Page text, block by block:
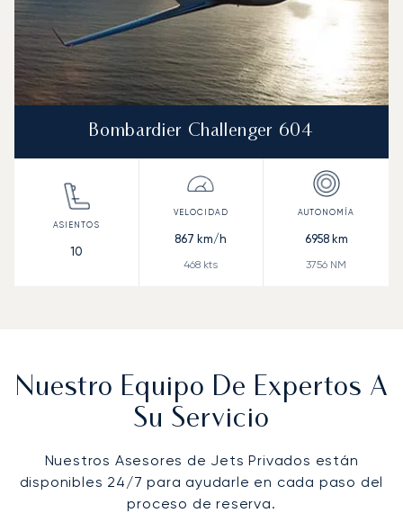
Bombardier Challenger 604
10
867 km/h
468 kts
6958km
3756 NM
Nuestro Equipo De Expertos A
Su Servicio
Nuestros Asesores de Jets Privados están
disponibles 24/7 para ayudarle en cada paso del
proceso de reserva.